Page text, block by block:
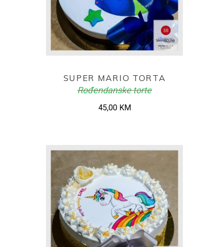
SUPER MARIO TORTA
Rođendanske torte
45,00 KM